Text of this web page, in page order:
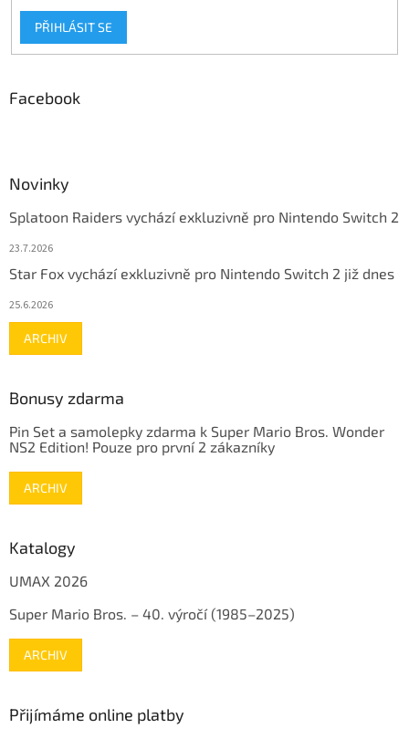
PŘIHLÁSIT SE
Facebook
Novinky
Splatoon Raiders vychází exkluzivně pro Nintendo Switch 2
23.7.2026
Star Fox vychází exkluzivně pro Nintendo Switch 2 již dnes
25.6.2026
ARCHIV
Bonusy zdarma
Pin Set a samolepky zdarma k Super Mario Bros. Wonder
NS2 Edition! Pouze pro první 2 zákazníky
ARCHIV
Katalogy
UMAX 2026
Super Mario Bros. – 40. výročí (1985–2025)
ARCHIV
Přijímáme online platby